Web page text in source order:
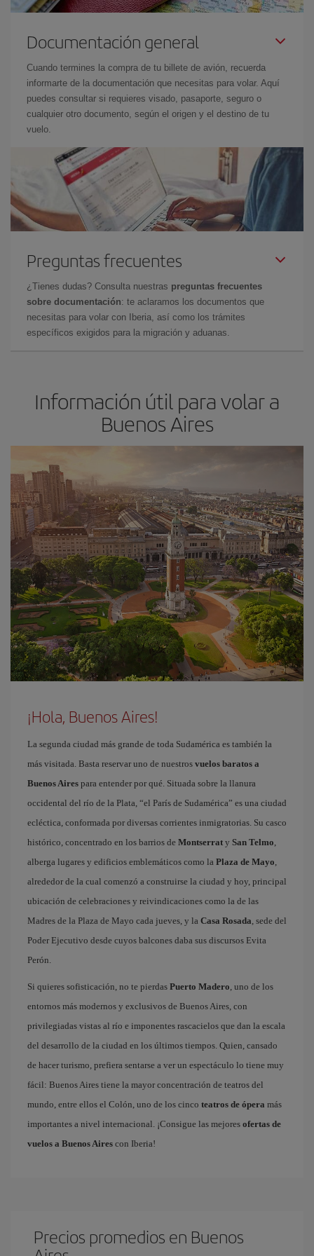
Documentación general
Cuando termines la compra de tu billete de avión, recuerda
informarte de la documentación que necesitas para volar. Aquí
puedes consultar si requieres visado, pasaporte, seguro o
cualquier otro documento, según el origen y el destino de tu
vuelo.
Preguntas frecuentes
¿Tienes dudas? Consulta nuestras preguntas frecuentes
sobre documentación: te aclaramos los documentos que
necesitas para volar con Iberia, así como los trámites
específicos exigidos para la migración y aduanas.
Información útil para volar a
Buenos Aires
¡Hola, Buenos Aires!
La segunda ciudad más grande de toda Sudamérica es también la
más visitada. Basta reservar uno de nuestros vuelos baratos a
Buenos Aires para entender por qué. Situada sobre la llanura
occidental del río de la Plata, “el París de Sudamérica” es una ciudad
ecléctica, conformada por diversas corrientes inmigratorias. Su casco
histórico, concentrado en los barrios de Montserrat y San Telmo,
alberga lugares y edificios emblemáticos como la Plaza de Mayo,
alrededor de la cual comenzó a construirse la ciudad y hoy, principal
ubicación de celebraciones y reivindicaciones como la de las
Madres de la Plaza de Mayo cada jueves, y la Casa Rosada, sede del
Poder Ejecutivo desde cuyos balcones daba sus discursos Evita
Perón.
Si quieres sofisticación, no te pierdas Puerto Madero, uno de los
entornos más modernos y exclusivos de Buenos Aires, con
privilegiadas vistas al río e imponentes rascacielos que dan la escala
del desarrollo de la ciudad en los últimos tiempos. Quien, cansado
de hacer turismo, prefiera sentarse a ver un espectáculo lo tiene muy
fácil: Buenos Aires tiene la mayor concentración de teatros del
mundo, entre ellos el Colón, uno de los cinco teatros de ópera más
importantes a nivel internacional. ¡Consigue las mejores ofertas de
vuelos a Buenos Aires con Iberia!
Precios promedios en Buenos